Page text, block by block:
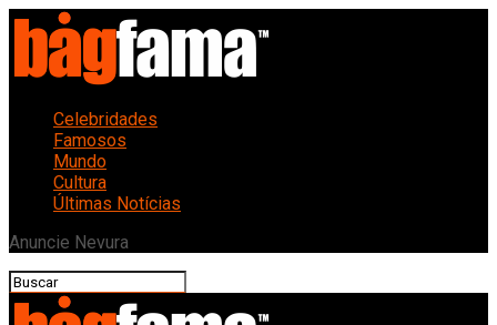
Celebridades
Famosos
Mundo
Cultura
Últimas Notícias
Anuncie Nevura